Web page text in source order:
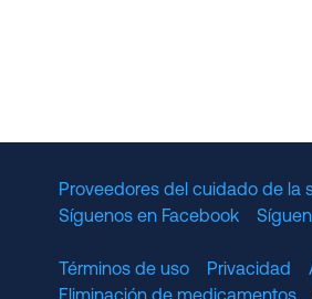
Proveedores del cuidado de la
Síguenos en Facebook
Términos de uso Privacidad